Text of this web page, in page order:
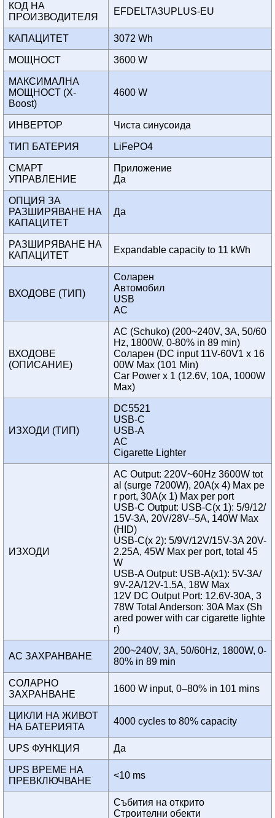
КОД НА
ПРОИЗВОДИТЕЛЯ
EFDELTA3UPLUS-EU
КАПАЦИТЕТ 3072 Wh
МОЩНОСТ 3600 W
МАКСИМАЛНА
МОЩНОСТ (X-
Boost)
4600 W
ИНВЕРТОР Чиста синусоида
ТИП БАТЕРИЯ LiFePO4
СМАРТ
УПРАВЛЕНИЕ
Приложение
Да
ОПЦИЯ ЗА
РАЗШИРЯВАНЕ НА
КАПАЦИТЕТ
Да
РАЗШИРЯВАНЕ НА
КАПАЦИТЕТ
Expandable capacity to 11 kWh
ВХОДОВЕ (ТИП)
Соларен
Автомобил
USB
AC
ВХОДОВЕ
(ОПИСАНИЕ)
AC (Schuko) (200~240V, 3A, 50/60
Hz, 1800W, 0-80% in 89 min)
Соларен (DC input 11V-60V1 x 16
00W Max (101 Min)
Car Power x 1 (12.6V, 10A, 1000W
Max)
ИЗХОДИ (ТИП)
DC5521
USB-C
USB-A
AC
Cigarette Lighter
ИЗХОДИ
AC Output: 220V~60Hz 3600W tot
al (surge 7200W), 20A(x 4) Max pe
r port, 30A(x 1) Max per port
USB-C Output: USB-C(x 1): 5/9/12/
15V-3A, 20V/28V--5A, 140W Max
(HID)
USB-C(x 2): 5/9V/12V/15V-3A 20V-
2.25A, 45W Max per port, total 45
W
USB-A Output: USB-A(x1): 5V-3A/
9V-2A/12V-1.5A, 18W Max
12V DC Output Port: 12.6V-30A, 3
78W Total Anderson: 30A Max (Sh
ared power with car cigarette lighte
r)
AC ЗАХРАНВАНЕ
200~240V, 3A, 50/60Hz, 1800W, 0-
80% in 89 min
СОЛАРНО
ЗАХРАНВАНЕ
1600 W input, 0–80% in 101 mins
ЦИКЛИ НА ЖИВОТ
НА БАТЕРИЯТА
4000 cycles to 80% capacity
UPS ФУНКЦИЯ Да
UPS ВРЕМЕ НА
ПРЕВКЛЮЧВАНЕ
<10 ms
Събития на открито
Строителни обекти